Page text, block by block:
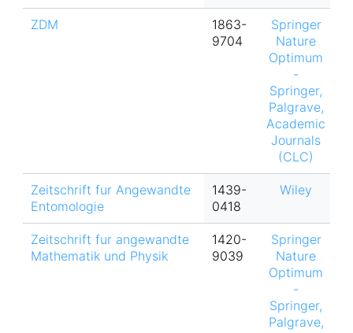
ZDM
1863-
9704
Springer
Nature
Optimum
-
Springer,
Palgrave,
Academic
Journals
(CLC)
Zeitschrift fur Angewandte
Entomologie
1439-
0418
Wiley
Zeitschrift fur angewandte
Mathematik und Physik
1420-
9039
Springer
Nature
Optimum
-
Springer,
Palgrave,